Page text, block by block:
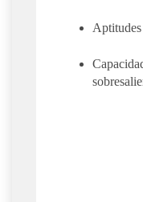
Aptitudes